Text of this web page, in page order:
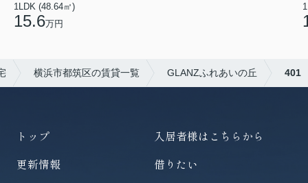
1LDK (48.64㎡)
15.6万円
横浜市都筑区の賃貸一覧 GLANZふれあいの丘 401
トップ
入居者様はこちらから
更新情報
借りたい